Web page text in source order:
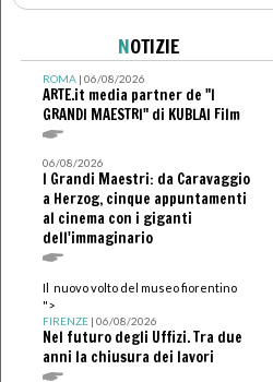
NOTIZIE
ROMA| 06/08/2026
ARTE.it media partner de "I
GRANDI MAESTRI" di KUBLAI Film
06/08/2026
I Grandi Maestri: da Caravaggio
a Herzog, cinque appuntamenti
al cinema con i giganti
dell'immaginario
Il nuovo volto del museo fiorentino
">
FIRENZE| 06/08/2026
Nel futuro degli Uffizi. Tra due
anni la chiusura dei lavori